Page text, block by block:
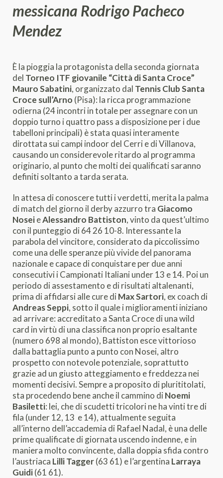
messicana Rodrigo Pacheco
Mendez
È la pioggia la protagonista della seconda giornata
del Torneo ITF giovanile “Città di Santa Croce”
Mauro Sabatini, organizzato dal Tennis Club Santa
Croce sull’Arno (Pisa): la ricca programmazione
odierna (24 incontri in totale per assegnare con un
doppio turno i quattro pass a disposizione per i due
tabelloni principali) è stata quasi interamente
dirottata sui campi indoor del Cerri e di Villanova,
causando un considerevole ritardo al programma
originario, al punto che molti dei qualificati saranno
definiti soltanto a tarda serata.
In attesa di conoscere tutti i verdetti, merita la palma
di match del giorno il derby azzurro tra Giacomo
NoseieAlessandro Battiston, vinto da quest’ultimo
con il punteggio di 64 26 10-8. Interessante la
parabola del vincitore, considerato da piccolissimo
come una delle speranze più vivide del panorama
nazionale e capace di conquistare per due anni
consecutivi i Campionati Italiani under 13 e 14. Poi un
periodo di assestamento e di risultati altalenanti,
prima di affidarsi alle cure diMax Sartori, ex coach di
Andreas Seppi, sotto il quale i miglioramenti iniziano
ad arrivare: accreditato a Santa Croce di una wild
card in virtù di una classifica non proprio esaltante
(numero 698 al mondo), Battiston esce vittorioso
dalla battaglia punto a punto con Nosei, altro
prospetto con notevole potenziale, soprattutto
grazie ad un giusto atteggiamento e freddezza nei
momenti decisivi. Sempre a proposito di plurititolati,
sta procedendo bene anche il cammino diNoemi
Basiletti: lei, che di scudetti tricolori ne ha vinti tre di
fila (under 12, 13 e 14), attualmente seguita
all’interno dell’accademia di Rafael Nadal, è una delle
prime qualificate di giornata uscendo indenne, e in
maniera molto convincente, dalla doppia sfida contro
l’austriaca Lilli Tagger(63 61) e l’argentina Larraya
Guidi(61 61).